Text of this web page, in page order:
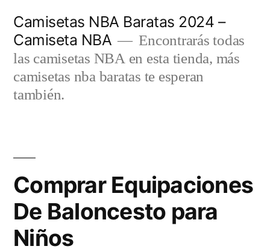
contenido
Camisetas NBA Baratas 2024 –
Camiseta NBA
Encontrarás todas
las camisetas NBA en esta tienda, más
camisetas nba baratas te esperan
también.
Comprar Equipaciones
De Baloncesto para
Niños